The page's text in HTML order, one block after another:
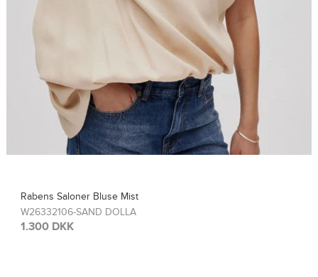
Rabens Saloner Top Sinem
W26308115-FRENCH TOA
1.300 DKK